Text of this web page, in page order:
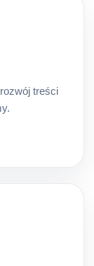
treści